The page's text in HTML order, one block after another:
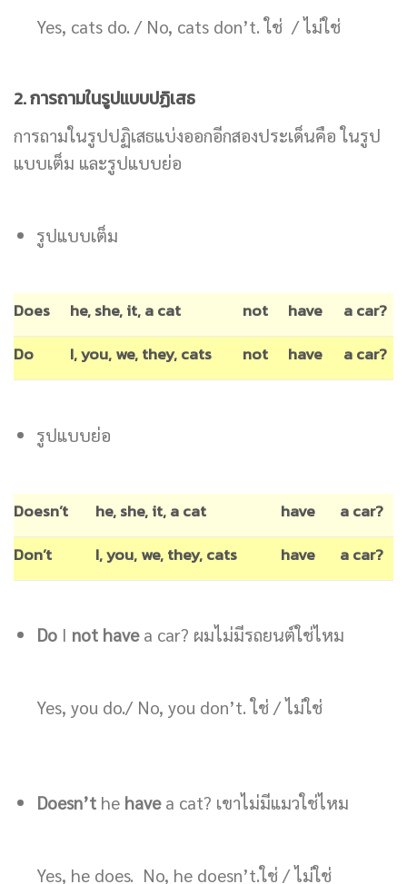
Yes, cats do. / No, cats don’t. ใช่ / ไม่ใช่
2. การถามในรูปแบบปฏิเสธ
การถามในรูปปฏิเสธแบ่งออกอีกสองประเด็นคือ ในรูป
แบบเต็ม และรูปแบบย่อ
รูปแบบเต็ม
Does he, she, it, a cat not have
a car?
Do
I, you, we, they, cats not have a car?
รูปแบบย่อ
Doesn’t he, she, it, a cat have
a car?
Don’t
I, you, we, they, cats have a car?
DoI not havea car? ผมไม่มีรถยนต์ใช่ไหม
Yes, you do./ No, you don’t. ใช่ / ไม่ใช่
Doesn’the havea cat? เขาไม่มีแมวใช่ไหม
Yes, he does. No, he doesn’t.ใช่ / ไม่ใช่